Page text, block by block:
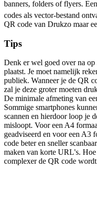
banners, folders of flyers.
codes als vector-bestand
QR code van Drukzo maar
Tips
Denk er wel goed over na
plaatst. Je moet namelijk
publiek. Wanneer je de QR
zal je deze groter moeten
De minimale afmeting van
Sommige smartphones
scannen en hierdoor loop je
misloopt. Voor een A4
geadviseerd en voor een A3
code beter en sneller
maken van korte URL's.
complexer de QR code